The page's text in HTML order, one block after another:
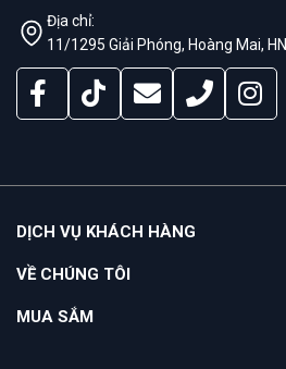
Địa chỉ:
11/1295 Giải Phóng, Hoàng Mai, HN
DỊCH VỤ KHÁCH HÀNG
VỀ CHÚNG TÔI
MUA SẮM